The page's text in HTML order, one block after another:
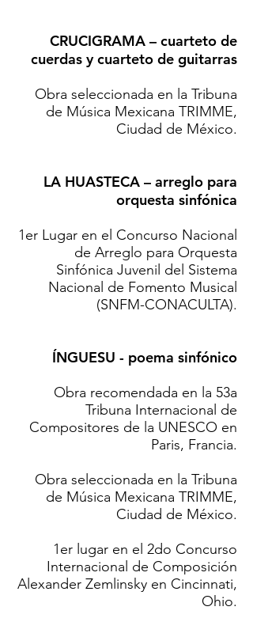
CRUCIGRAMA – cuarteto de
cuerdas y cuarteto de guitarras
Obra seleccionada en la Tribuna
de Música Mexicana TRIMME,
Ciudad de México.
LA HUASTECA – arreglo para
orquesta sinfónica
1er Lugar en el Concurso Nacional
de Arreglo para Orquesta
Sinfónica Juvenil del Sistema
Nacional de Fomento Musical
(SNFM-CONACULTA).
ÍNGUESU - poema sinfónico
Obra recomendada en la 53a
Tribuna Internacional de
Compositores de la UNESCO en
Paris, Francia.
Obra seleccionada en la Tribuna
de Música Mexicana TRIMME,
Ciudad de México.
1er lugar en el 2do Concurso
Internacional de Composición
Alexander Zemlinsky en Cincinnati,
Ohio.